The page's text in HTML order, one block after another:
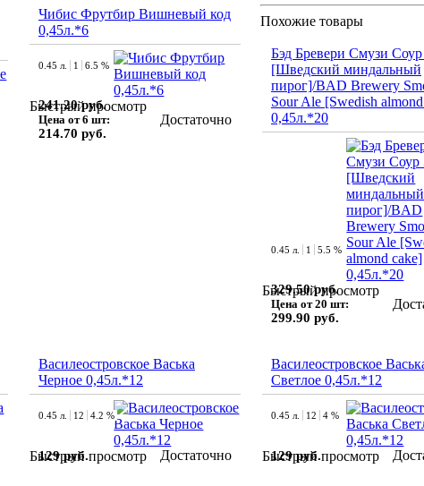
Чибис Фрутбир Вишневый код
0,45л.*6
Быстрый просмотр
0.45 л. 1 6.5 %
241.20 руб.
Цена от 6 шт:
214.70 руб.
Достаточно
Похожие товары
Бэд Бревери Смузи
[Шведский миндальный
пирог]/BAD Brewery
Sour Ale [Swedish
0,45л.*20
Быстрый просмотр
0.45 л. 1 5.5 %
329.50 руб.
Цена от 20 шт:
299.90 руб.
Василеостровское Васька
Черное 0,45л.*12
Быстрый просмотр
0.45 л. 12 4.2 %
129 руб. Достаточно
Василеостровское
Светлое 0,45л.*12
Быстрый просмотр
0.45 л. 12 4 %
129 руб.